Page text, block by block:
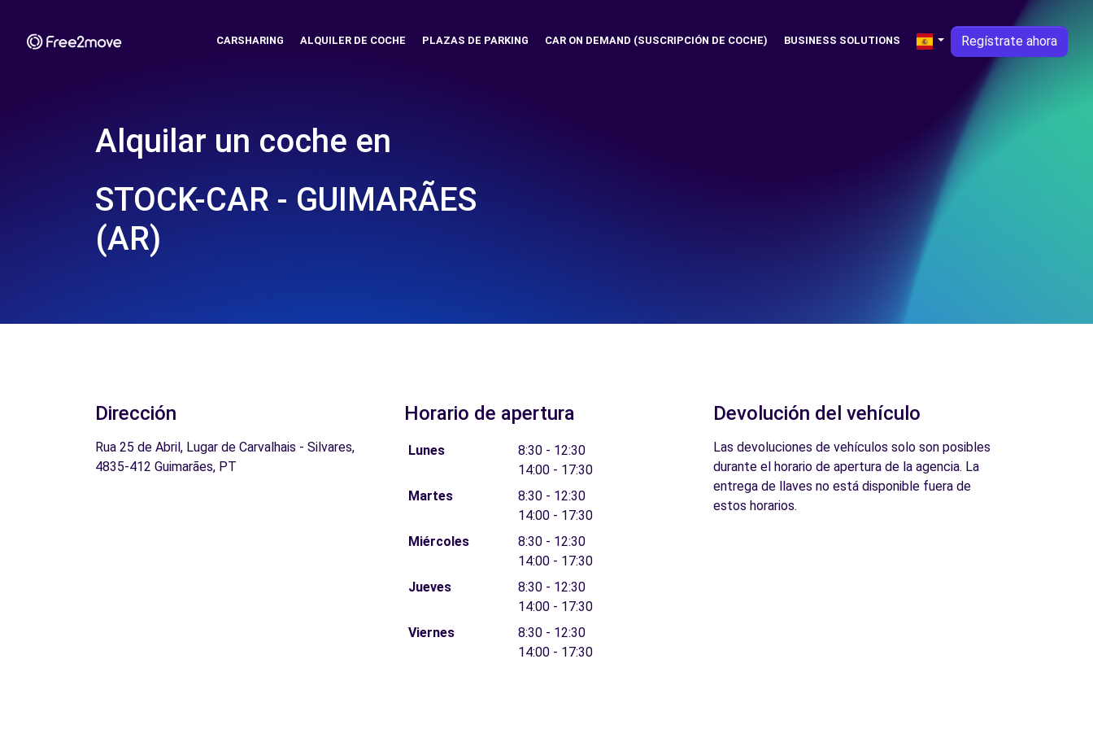
CARSHARING ALQUILER DE COCHE PLAZAS DE PARKING CAR ON DEMAND (SUSCRIPCIÓN DE COCHE) BUSINESS SOLUTIONS Regístrate ahora
Alquilar un coche en
STOCK-CAR - GUIMARÃES
(AR)
Dirección
Rua 25 de Abril, Lugar de Carvalhais - Silvares,
4835-412 Guimarães, PT
Horario de apertura
Lunes
8:30 - 12:30
14:00 - 17:30
Martes
8:30 - 12:30
14:00 - 17:30
Miércoles
8:30 - 12:30
14:00 - 17:30
Jueves
8:30 - 12:30
14:00 - 17:30
Viernes
8:30 - 12:30
14:00 - 17:30
Devolución del vehículo
Las devoluciones de vehículos solo son posibles
durante el horario de apertura de la agencia. La
entrega de llaves no está disponible fuera de
estos horarios.